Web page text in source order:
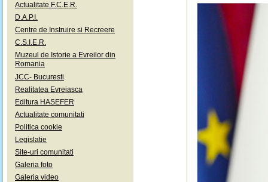
Actualitate F.C.E.R.
D.A.P.I.
Centre de Instruire si Recreere
C.S.I.E.R.
Muzeul de Istorie a Evreilor din
Romania
JCC- Bucuresti
Realitatea Evreiasca
Editura HASEFER
Actualitate comunitati
Politica cookie
Legislatie
Site-uri comunitati
Galeria foto
Galeria video